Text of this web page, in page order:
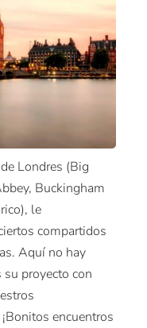
Londres (Big
Buckingham
le
compartidos
Aquí no hay
proyecto con
encuentros